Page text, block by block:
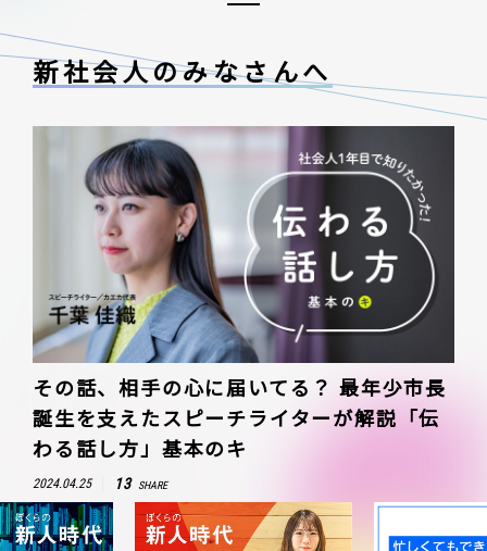
新社会人のみなさんへ
その話、相手の心に届いてる？ 最年少市長
誕生を支えたスピーチライターが解説「伝
わる話し方」基本のキ
2024.04.25 13 SHARE